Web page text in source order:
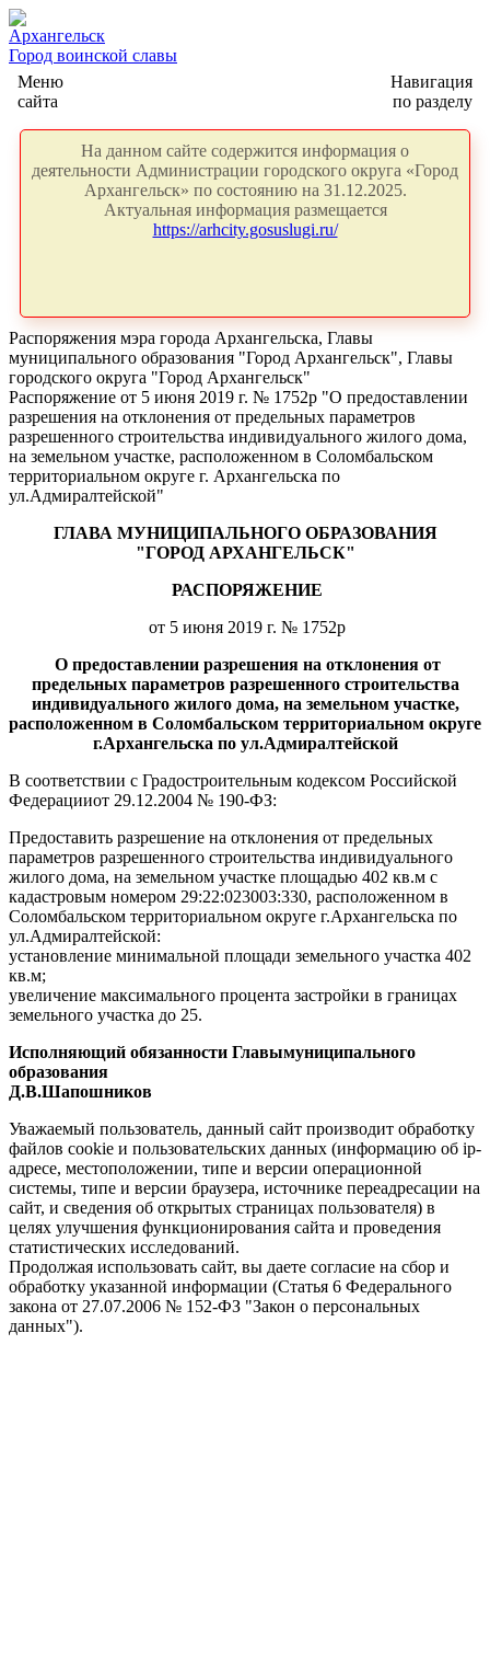
Архангельск
Город воинской славы
Меню
сайта
Навигация
по разделу
На данном сайте содержится информация о
деятельности Администрации городского округа «Город
Архангельск» по состоянию на 31.12.2025.
Актуальная информация размещается
https://arhcity.gosuslugi.ru/
Распоряжения мэра города Архангельска, Главы
муниципального образования "Город Архангельск", Главы
городского округа "Город Архангельск"
Распоряжение от 5 июня 2019 г. № 1752р "О предоставлении
разрешения на отклонения от предельных параметров
разрешенного строительства индивидуального жилого дома,
на земельном участке, расположенном в Соломбальском
территориальном округе г. Архангельска по
ул.Адмиралтейской"
ГЛАВА МУНИЦИПАЛЬНОГО ОБРАЗОВАНИЯ
"ГОРОД АРХАНГЕЛЬСК"
РАСПОРЯЖЕНИЕ
от 5 июня 2019 г. № 1752р
О предоставлении разрешения на отклонения от
предельных параметров разрешенного строительства
индивидуального жилого дома, на земельном участке,
расположенном в Соломбальском территориальном округе
г.Архангельска по ул.Адмиралтейской
В соответствии с Градостроительным кодексом Российской
Федерацииот 29.12.2004 № 190-ФЗ:
Предоставить разрешение на отклонения от предельных
параметров разрешенного строительства индивидуального
жилого дома, на земельном участке площадью 402 кв.м с
кадастровым номером 29:22:023003:330, расположенном в
Соломбальском территориальном округе г.Архангельска по
ул.Адмиралтейской:
установление минимальной площади земельного участка 402
кв.м;
увеличение максимального процента застройки в границах
земельного участка до 25.
Исполняющий обязанности Главымуниципального
образования
Д.В.Шапошников
Уважаемый пользователь, данный сайт производит обработку
файлов cookie и пользовательских данных (информацию об ip-
адресе, местоположении, типе и версии операционной
системы, типе и версии браузера, источнике переадресации на
сайт, и сведения об открытых страницах пользователя) в
целях улучшения функционирования сайта и проведения
статистических исследований.
Продолжая использовать сайт, вы даете согласие на сбор и
обработку указанной информации (Статья 6 Федерального
закона от 27.07.2006 № 152-ФЗ "Закон о персональных
данных").